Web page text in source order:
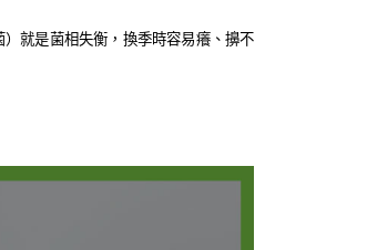
就是菌相失衡，換季時容易癢、擤不